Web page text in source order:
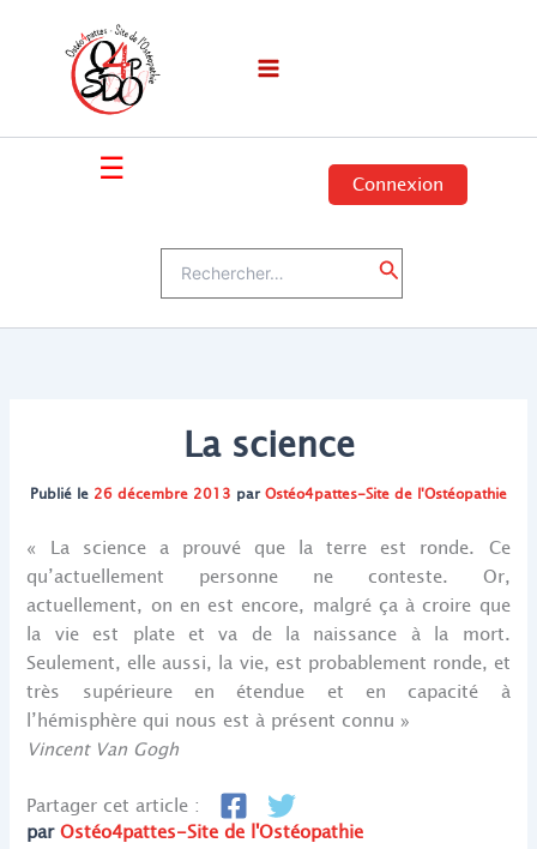
☰ Connexion
Rechercher
La science
Publié le 26 décembre 2013 parOstéo4pattes-Site de l'Ostéopathie
« La science a prouvé que la terre est ronde. Ce
qu’actuellement personne ne conteste. Or,
actuellement, on en est encore, malgré ça à croire que
la vie est plate et va de la naissance à la mort.
Seulement, elle aussi, la vie, est probablement ronde, et
très supérieure en étendue et en capacité à
l’hémisphère qui nous est à présent connu »
Vincent Van Gogh
Partager cet article :
parOstéo4pattes-Site de l'Ostéopathie